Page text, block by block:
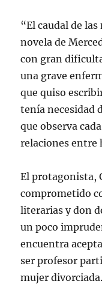
“El caudal de
novela de
con gran
una grave
que quiso
tenía necesidad
que observa
relaciones entre
El protagonista,
comprometido
literarias y don
un poco
encuentra
ser profesor
mujer